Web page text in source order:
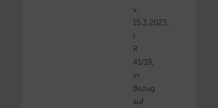
v.
15.3.2023,
R
41/19,
in
Bezug
auf